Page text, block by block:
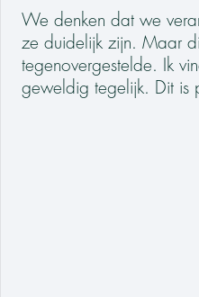
We denken dat we
ze duidelijk zijn. Maar
tegenovergestelde. Ik
geweldig tegelijk. Dit is